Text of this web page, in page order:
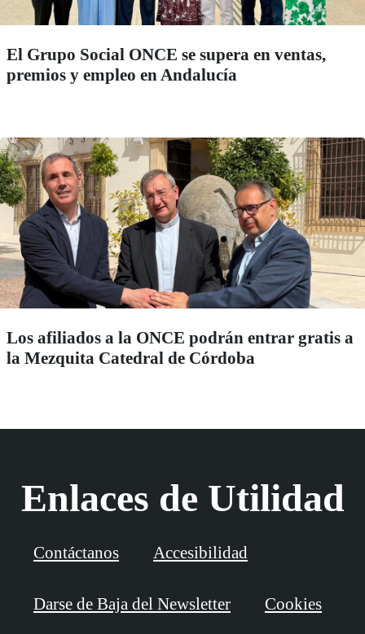
El Grupo Social ONCE se supera en ventas,
premios y empleo en Andalucía
Los afiliados a la ONCE podrán entrar gratis a
la Mezquita Catedral de Córdoba
Enlaces de Utilidad
Contáctanos Accesibilidad
Darse de Baja del Newsletter Cookies